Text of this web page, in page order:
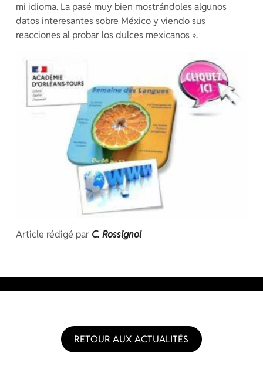
mi idioma. La pasé muy bien mostrándoles algunos
datos interesantes sobre México y viendo sus
reacciones al probar los dulces mexicanos ».
Article rédigé par C. Rossignol
RETOUR AUX ACTUALITÉS